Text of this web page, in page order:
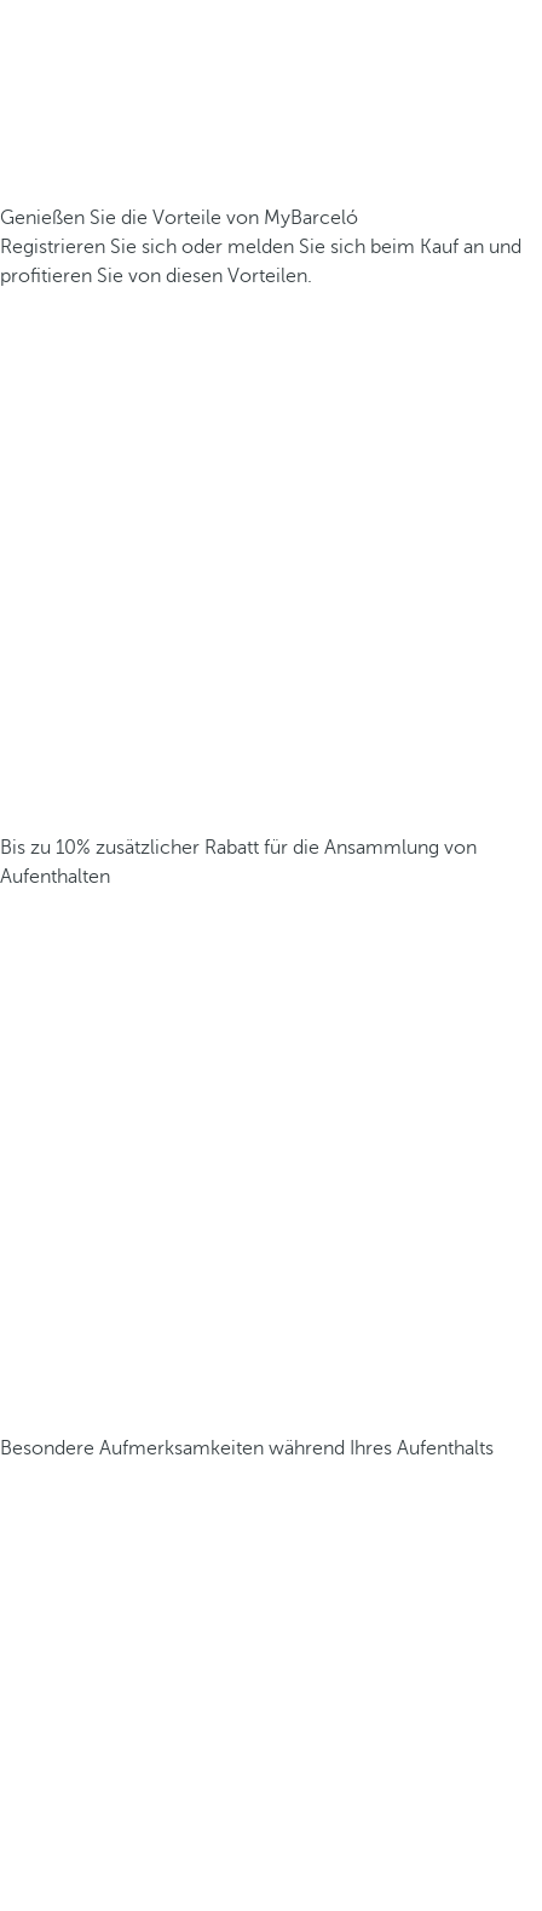
Genießen Sie die Vorteile von MyBarceló
Registrieren Sie sich oder melden Sie sich beim Kauf an und
profitieren Sie von diesen Vorteilen.
Bis zu 10% zusätzlicher Rabatt für die Ansammlung von
Aufenthalten
Besondere Aufmerksamkeiten während Ihres Aufenthalts